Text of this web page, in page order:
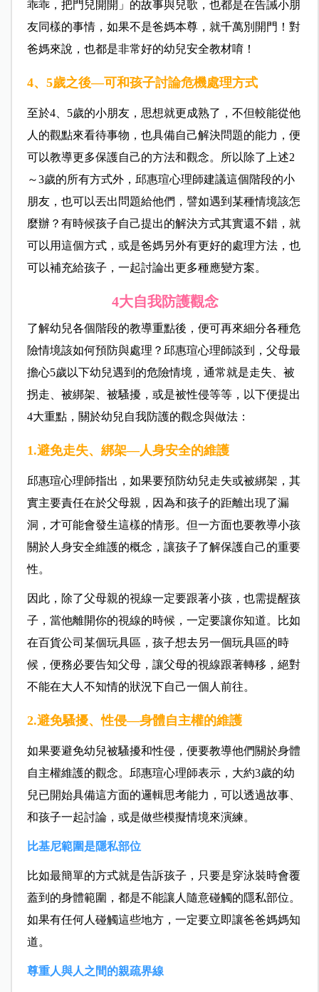
乖乖，把門兒開開」的故事與兒歌，也都是在告誡小朋
友同樣的事情，如果不是爸媽本尊，就千萬別開門！對
爸媽來說，也都是非常好的幼兒安全教材唷！
4、5歲之後—可和孩子討論危機處理方式
至於4、5歲的小朋友，思想就更成熟了，不但較能從他
人的觀點來看待事物，也具備自己解決問題的能力，便
可以教導更多保護自己的方法和觀念。所以除了上述2
～3歲的所有方式外，邱惠瑄心理師建議這個階段的小
朋友，也可以丟出問題給他們，譬如遇到某種情境該怎
麼辦？有時候孩子自己提出的解決方式其實還不錯，就
可以用這個方式，或是爸媽另外有更好的處理方法，也
可以補充給孩子，一起討論出更多種應變方案。
4大自我防護觀念
了解幼兒各個階段的教導重點後，便可再來細分各種危
險情境該如何預防與處理？邱惠瑄心理師談到，父母最
擔心5歲以下幼兒遇到的危險情境，通常就是走失、被
拐走、被綁架、被騷擾，或是被性侵等等，以下便提出
4大重點，關於幼兒自我防護的觀念與做法：
1.避免走失、綁架—人身安全的維護
邱惠瑄心理師指出，如果要預防幼兒走失或被綁架，其
實主要責任在於父母親，因為和孩子的距離出現了漏
洞，才可能會發生這樣的情形。但一方面也要教導小孩
關於人身安全維護的概念，讓孩子了解保護自己的重要
性。
因此，除了父母親的視線一定要跟著小孩，也需提醒孩
子，當他離開你的視線的時候，一定要讓你知道。比如
在百貨公司某個玩具區，孩子想去另一個玩具區的時
候，便務必要告知父母，讓父母的視線跟著轉移，絕對
不能在大人不知情的狀況下自己一個人前往。
2.避免騷擾、性侵—身體自主權的維護
如果要避免幼兒被騷擾和性侵，便要教導他們關於身體
自主權維護的觀念。邱惠瑄心理師表示，大約3歲的幼
兒已開始具備這方面的邏輯思考能力，可以透過故事、
和孩子一起討論，或是做些模擬情境來演練。
比基尼範圍是隱私部位
比如最簡單的方式就是告訴孩子，只要是穿泳裝時會覆
蓋到的身體範圍，都是不能讓人隨意碰觸的隱私部位。
如果有任何人碰觸這些地方，一定要立即讓爸爸媽媽知
道。
尊重人與人之間的親疏界線